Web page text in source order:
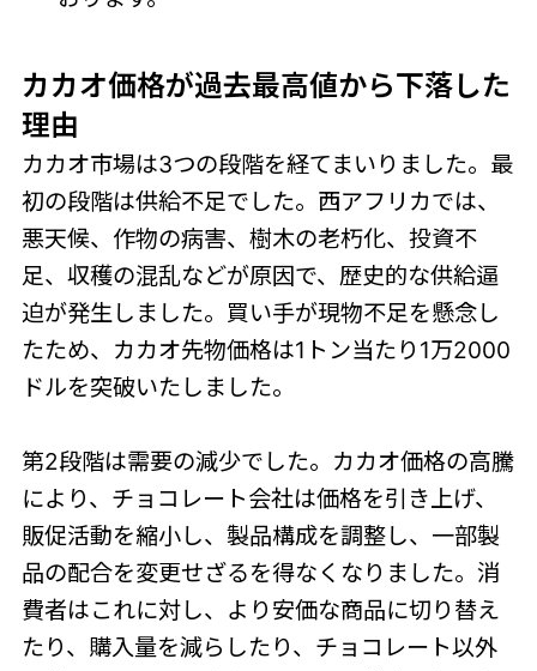
カカオ価格が過去最高値から下落した
理由
カカオ市場は3つの段階を経てまいりました。最
初の段階は供給不足でした。西アフリカでは、
悪天候、作物の病害、樹木の老朽化、投資不
足、収穫の混乱などが原因で、歴史的な供給逼
迫が発生しました。買い手が現物不足を懸念し
たため、カカオ先物価格は1トン当たり1万2000
ドルを突破いたしました。
第2段階は需要の減少でした。カカオ価格の高騰
により、チョコレート会社は価格を引き上げ、
販促活動を縮小し、製品構成を調整し、一部製
品の配合を変更せざるを得なくなりました。消
費者はこれに対し、より安価な商品に切り替え
たり、購入量を減らしたり、チョコレート以外